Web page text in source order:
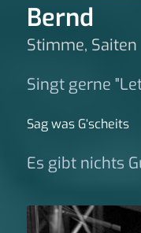
Bernd
Stimme, Saiten
Singt gerne
Sag was G‘scheits
Es gibt nichts